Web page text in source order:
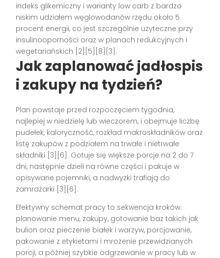
indeks glikemiczny i warianty low carb z bardzo
niskim udziałem węglowodanów rzędu około 5
procent energii, co jest szczególnie użyteczne przy
insulinooporności oraz w planach redukcyjnych i
wegetariańskich [2][5][8][3].
Jak zaplanować jadłospis
i zakupy na tydzień?
Plan powstaje przed rozpoczęciem tygodnia,
najlepiej w niedzielę lub wieczorem, i obejmuje liczbę
pudełek, kaloryczność, rozkład makroskładników oraz
listę zakupów z podziałem na trwałe i nietrwałe
składniki [3][6]. Gotuje się większe porcje na 2 do 7
dni, następnie dzieli na równe części i pakuje w
opisywane pojemniki, a nadwyżki trafiają do
zamrażarki [3][6].
Efektywny schemat pracy to sekwencja kroków:
planowanie menu, zakupy, gotowanie baz takich jak
bulion oraz pieczenie białek i warzyw, porcjowanie,
pakowanie z etykietami i mrożenie przewidzianych
porcji, a później szybkie odgrzewanie w pracy lub w